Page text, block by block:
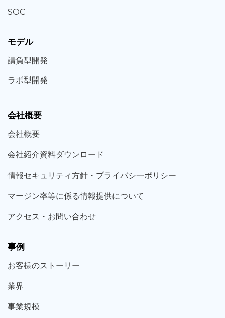
SOC
モデル
請負型開発
ラボ型開発
会社概要
会社概要
会社紹介資料ダウンロード
情報セキュリティ方針・プライバシ一ポリシー
マージン率等に係る情報提供について
アクセス・お問い合わせ
事例
お客様のストーリー
業界
事業規模